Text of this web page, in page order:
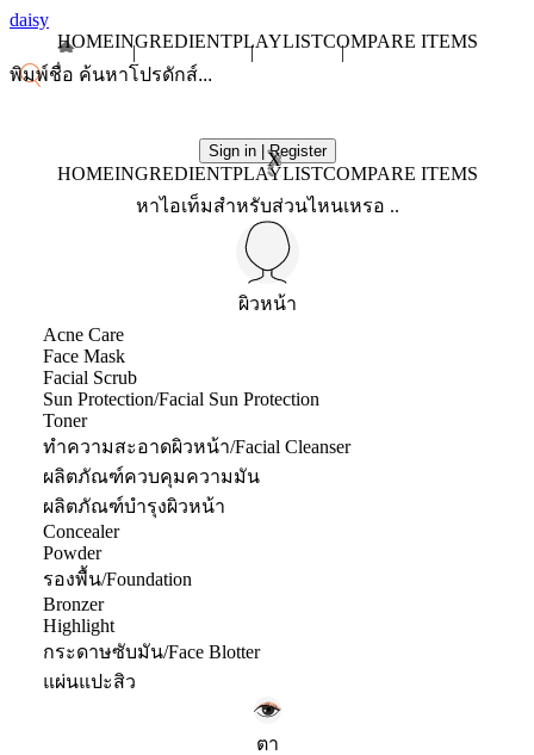
daisy
HOMEINGREDIENTPLAYLISTCOMPARE ITEMS
Sign in | Register
X
HOMEINGREDIENTPLAYLISTCOMPARE ITEMS
หาไอเท็มสำหรับส่วนไหนเหรอ ..
ผิวหน้า
Acne Care
Face Mask
Facial Scrub
Sun Protection/Facial Sun Protection
Toner
ทำความสะอาดผิวหน้า/Facial Cleanser
ผลิตภัณฑ์ควบคุมความมัน
ผลิตภัณฑ์บำรุงผิวหน้า
Concealer
Powder
รองพื้น/Foundation
Bronzer
Highlight
กระดาษซับมัน/Face Blotter
แผ่นแปะสิว
ตา